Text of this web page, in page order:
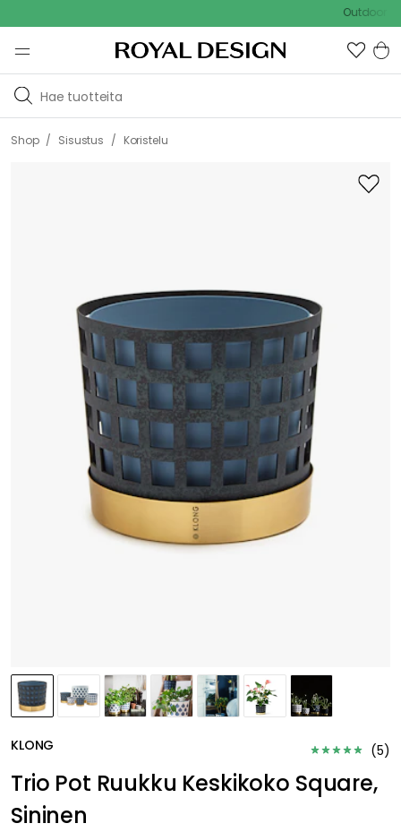
Outdoor Sale -
Shop / Sisustus / Koristelu
KLONG (5)
Trio Pot Ruukku Keskikoko Square,
Sininen